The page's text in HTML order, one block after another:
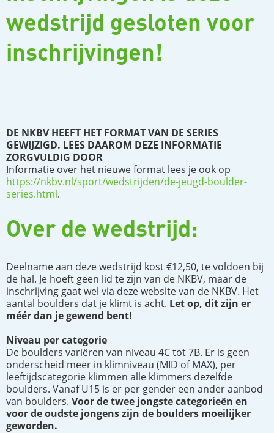
wedstrijd gesloten voor
inschrijvingen!
DE NKBV HEEFT HET FORMAT VAN DE SERIES
GEWIJZIGD. LEES DAAROM DEZE INFORMATIE
ZORGVULDIG DOOR
Informatie over het nieuwe format lees je ook op
https://nkbv.nl/sport/wedstrijden/de-jeugd-boulder-
series.html.
Over de wedstrijd:
Deelname aan deze wedstrijd kost €12,50, te voldoen bij
de hal. Je hoeft geen lid te zijn van de NKBV, maar de
inschrijving gaat wel via deze website van de NKBV. Het
aantal boulders dat je klimt is acht. Let op, dit zijn er
méér dan je gewend bent!
Niveau per categorie
De boulders variëren van niveau 4C tot 7B. Er is geen
onderscheid meer in klimniveau (MID of MAX), per
leeftijdscategorie klimmen alle klimmers dezelfde
boulders. Vanaf U15 is er per gender een ander aanbod
van boulders. Voor de twee jongste categorieën en
voor de oudste jongens zijn de boulders moeilijker
geworden.